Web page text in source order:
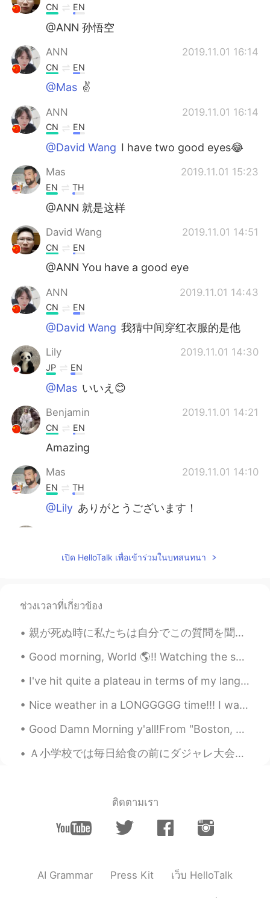
CN EN
@ANN 孙悟空
ANN 2019.11.01 16:14
CN EN
@Mas ✌️
ANN 2019.11.01 16:14
CN EN
@David Wang I have two good eyes😂
Mas 2019.11.01 15:23
EN TH
@ANN 就是这样
David Wang 2019.11.01 14:51
CN EN
@ANN You have a good eye
ANN 2019.11.01 14:43
CN EN
@David Wang 我猜中间穿红衣服的是他
Lily 2019.11.01 14:30
JP EN
@Mas いいえ😊
Benjamin 2019.11.01 14:21
CN EN
Amazing
Mas 2019.11.01 14:10
EN TH
@Lily ありがとうございます！
これらのロケットは第一ステージから
商業クルーテスト1と空軍の衛星です。
やっとフライトハードウェアを間近
見ることができて良かったです！
やっとフライトハードウェアを間近 で
David Wang 2019.11.01 14:06
Who are you?
👍👍👍
Rockets behind you guys!!
เปิด HelloTalk เพื่อเข้าร่วมในบทสนทนา
ช่วงเวลาที่เกี่ยวข้อง
親が死ぬ時に私たちは自分でこの質問を聞くだろうな。[ 結局のところ私は彼らに良い子供になったかな] 、 [彼らはまだ生きていた間に喜ばせたかな]。。。 それでつに気づいてる。。時間というものは...
Good morning, World 🌎!! Watching the sunrise this morning felt different for some reason. 🌅 W...
I've hit quite a plateau in terms of my language progression. 我语言水平没有进步，也没有退步。 步入平台期。 So, I'm ...
Nice weather in a LONGGGGG time!!! I wanna smell the automne air !! 😭😭😭😭😭😭😭😭😭😭 but i can't due t...
Good Damn Morning y'all!From "Boston, Massachusetts" In the public garden Had the nicest convers...
Ａ小学校では毎日給食の前にダジャレ大会が行われています。選ばれたクラスは放送室へ行ってダジャレを発表します。 今回は３年１組 vs ３年２組でした。子供たちは色んなダジャレを考えてきて、聞いて...
ติดตามเรา
AI Grammar Press Kit เว็บ HelloTalk